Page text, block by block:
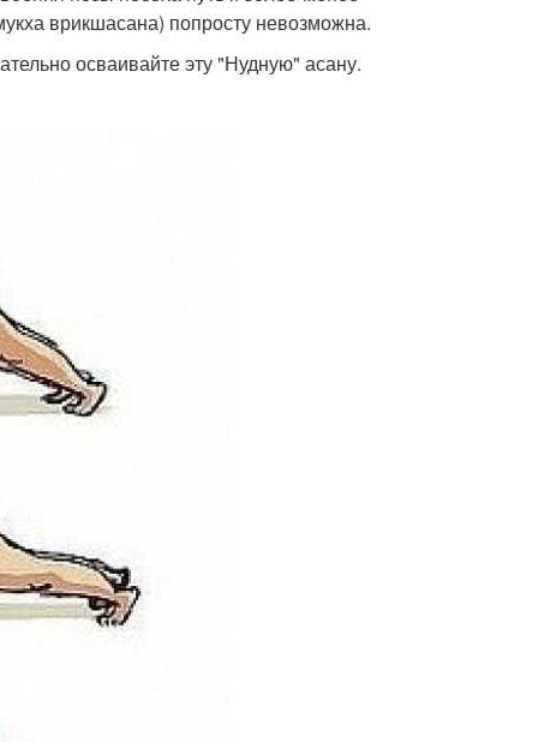
врикшасана) попросту невозможна.
осваивайте эту "Нудную" асану.